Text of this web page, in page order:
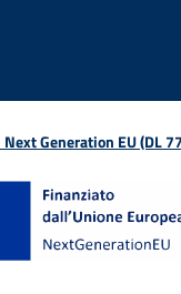
Generation EU (DL